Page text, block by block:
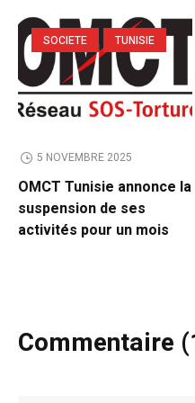
SOCIETE TUNISIE
5 NOVEMBRE 2025
OMCT Tunisie annonce la
suspension de ses
activités pour un mois
Commentaire